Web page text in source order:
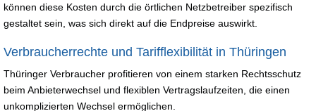
können diese Kosten durch die örtlichen Netzbetreiber spezifisch
gestaltet sein, was sich direkt auf die Endpreise auswirkt.
Verbraucherrechte und Tarifflexibilität in Thüringen
Thüringer Verbraucher profitieren von einem starken Rechtsschutz
beim Anbieterwechsel und flexiblen Vertragslaufzeiten, die einen
unkomplizierten Wechsel ermöglichen.